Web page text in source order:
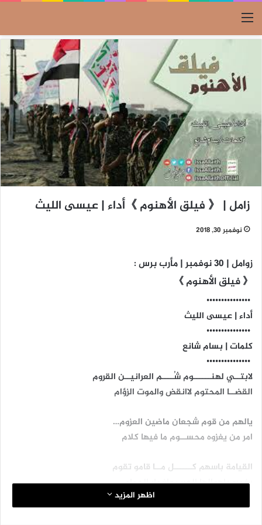
القائمة
زامل | 《 فيلق الأهنوم 》أداء | عيسى الليث
نوفمبر 30, 2018
زوامل | 30 نوفمبر | مأرب برس :
《 فيلق الأهنوم 》
‏ •••••••••••••••
أداء | عيسى الليث
‏ •••••••••••••••
كلمات | بسام شانع
‏ •••••••••••••••
لابتــي لهنــــــوم شُــــم العرانيــن القروم
القضــا المحتوم لاانقض والموت الزؤام
يالهم من قوم شجعان ماضين العزوم…
امر من يغزوه محســوم ما فيها كلام
القيامة باسهم كــــــل مــا قامو تقوم
يغمرو باهوالها الحرب واغمار الحمام
اظهر المزيد